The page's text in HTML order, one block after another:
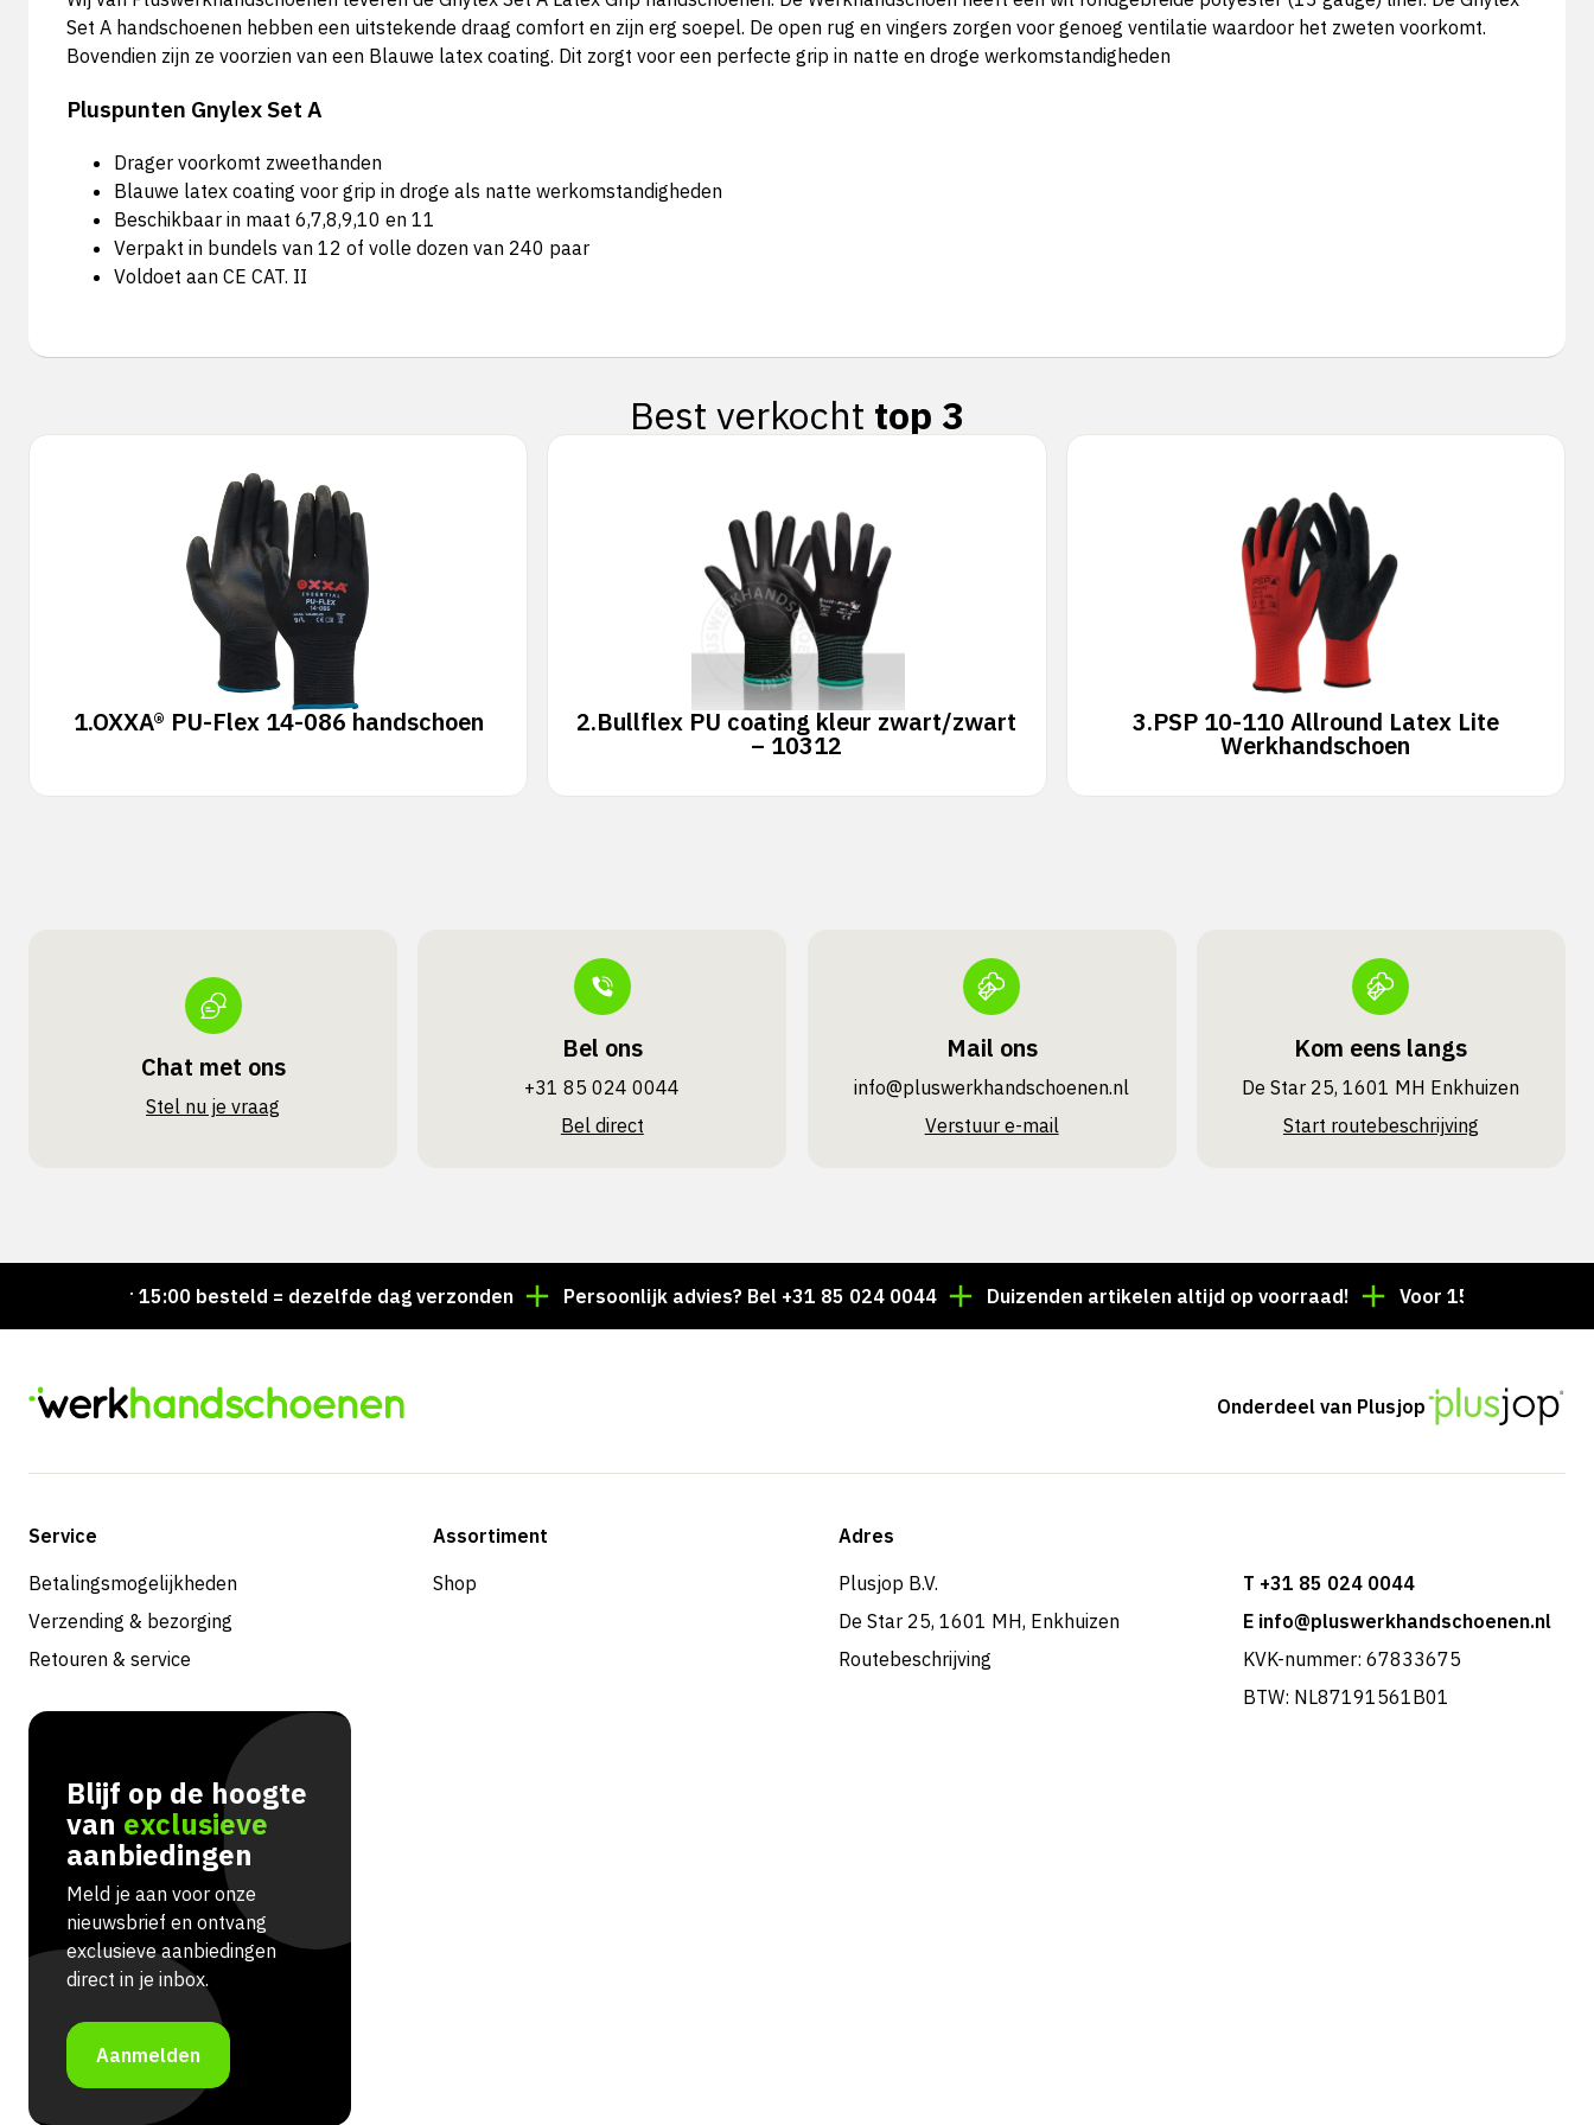
Set A handschoenen hebben een uitstekende draag comfort en zijn erg soepel. De open rug en vingers zorgen voor genoeg ventilatie waardoor het zweten voorkomt.
Bovendien zijn ze voorzien van een Blauwe latex coating. Dit zorgt voor een perfecte grip in natte en droge werkomstandigheden
Pluspunten Gnylex Set A
Drager voorkomt zweethanden
Blauwe latex coating voor grip in droge als natte werkomstandigheden
Beschikbaar in maat 6,7,8,9,10 en 11
Verpakt in bundels van 12 of volle dozen van 240 paar
Voldoet aan CE CAT. II
Best verkocht top 3
1.OXXA® PU-Flex 14-086 handschoen 2.Bullflex PU coating kleur zwart/zwart
– 10312
3.PSP 10-110 Allround Latex Lite
Werkhandschoen
Chat met ons
Stel nu je vraag
Bel ons
+31 85 024 0044
Bel direct
Mail ons
info@pluswerk­handschoenen.nl
Verstuur e-mail
Kom eens langs
De Star 25, 1601 MH Enkhuizen
Start routebeschrijving
Voor 15:00 besteld = dezelfde dag verzonden Persoonlijk advies? Bel +31 85 024 0044 Duizenden artikelen altijd op voorraad! Voor 15:00 besteld =
Onderdeel van Plusjop
Service
Betalingsmogelijkheden
Verzending & bezorging
Retouren & service
Assortiment
Shop
Adres
Plusjop B.V.
De Star 25, 1601 MH, Enkhuizen
Routebeschrijving
T +31 85 024 0044
E info@pluswerkhandschoenen.nl
KVK-nummer: 67833675
BTW: NL87191561B01
Blijf op de hoogte
van exclusieve
aanbiedingen
Meld je aan voor onze
nieuwsbrief en ontvang
exclusieve aanbiedingen
direct in je inbox.
Aanmelden